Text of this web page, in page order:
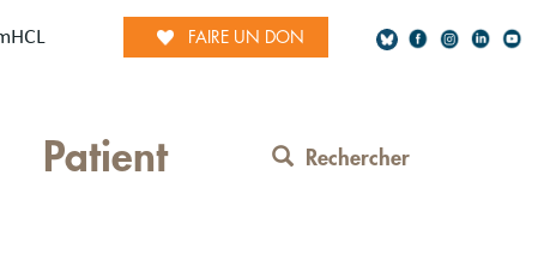
FAIRE UN DON
Network
Patient Rechercher